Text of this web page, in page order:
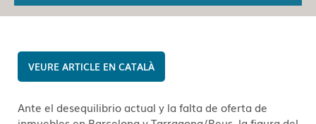
CATALÀ
Ante el desequilibrio actual y la falta de oferta de